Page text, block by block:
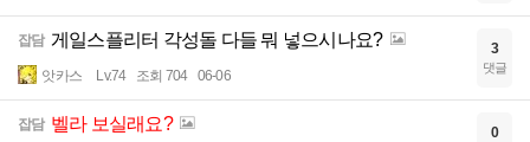
잡담 게일스플리터 각성돌 다들 뭐 넣으시나요?
앗카스 Lv.74 조회 704 06-06
3
댓글
잡담 벨라 보실래요? 0